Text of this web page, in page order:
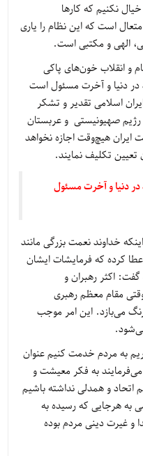
نکنیم که کارها
است که این نظام را یاری
الهی و مکتبی است.
و انقلاب خون‌های پاکی
دنیا و آخرت مسئول است
اسلامی تقدیر و تشکر
رژیم صهیونیستی و عربستان
هیچ‌وقت اجازه نخواهد
تعیین تکلیف نمایند.
دنیا و آخرت مسئول
خداوند نعمت بزرگی مانند
کرده که فرمایشات ایشان
اکثر رهبران و
مقام معظم رهبری
می‌بازد. این امر موجب
به مردم خدمت کنیم عنوان
به فکر معیشت و
اتحاد و همدلی نداشته باشیم
به هرجایی که رسیده به
و غیرت دینی مردم بوده